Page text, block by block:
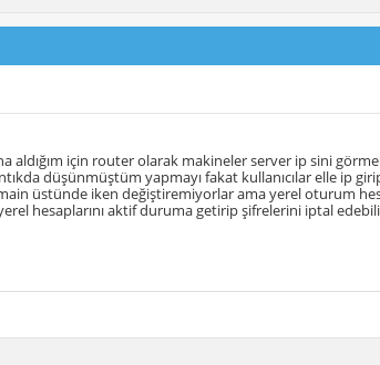
aldığım için router olarak makineler server ip sini
düşünmüştüm yapmayı fakat kullanıcılar elle ip
üstünde iken değiştiremiyorlar ama yerel oturum
hesaplarını aktif duruma getirip şifrelerini iptal